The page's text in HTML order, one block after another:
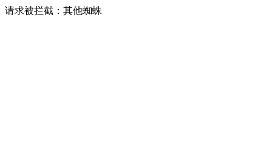
请求被拦截：其他蜘蛛